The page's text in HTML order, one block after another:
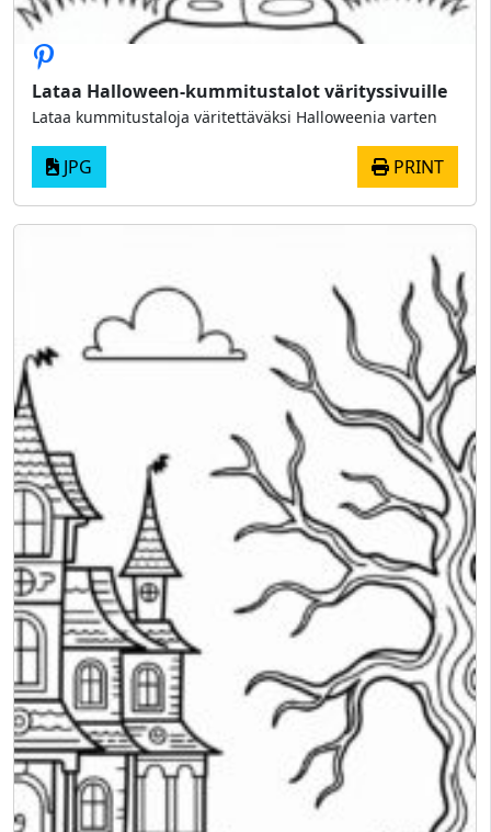
Lataa Halloween-kummitustalot värityssivuille
Lataa kummitustaloja väritettäväksi Halloweenia varten
JPG PRINT